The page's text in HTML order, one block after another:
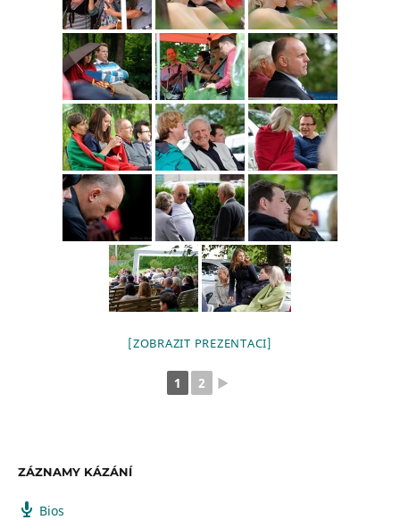
[ZOBRAZIT PREZENTACI]
1 2 ►
ZÁZNAMY KÁZÁNÍ
Bios